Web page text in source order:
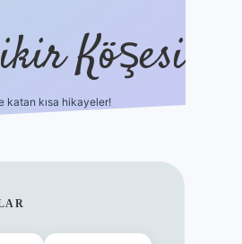
Köşesi
katan kısa hikayeler!